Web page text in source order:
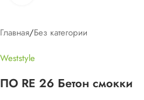
Главная/Без категории
Weststyle
ПО RE 26 Бетон смокки